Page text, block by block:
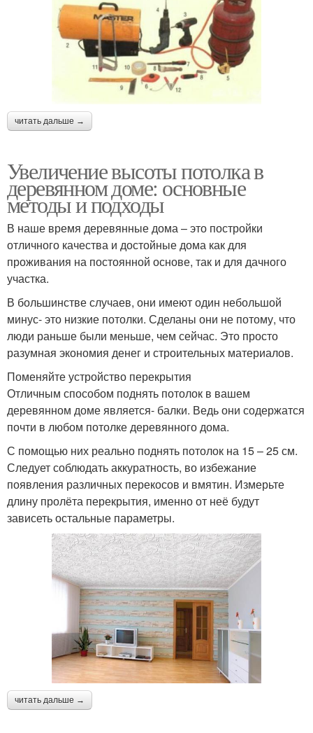
читать дальше →
Увеличение высоты потолка в
деревянном доме: основные
методы и подходы
В наше время деревянные дома – это постройки
отличного качества и достойные дома как для
проживания на постоянной основе, так и для дачного
участка.
В большинстве случаев, они имеют один небольшой
минус- это низкие потолки. Сделаны они не потому, что
люди раньше были меньше, чем сейчас. Это просто
разумная экономия денег и строительных материалов.
Поменяйте устройство перекрытия
Отличным способом поднять потолок в вашем
деревянном доме является- балки. Ведь они содержатся
почти в любом потолке деревянного дома.
С помощью них реально поднять потолок на 15 – 25 см.
Следует соблюдать аккуратность, во избежание
появления различных перекосов и вмятин. Измерьте
длину пролёта перекрытия, именно от неё будут
зависеть остальные параметры.
читать дальше →